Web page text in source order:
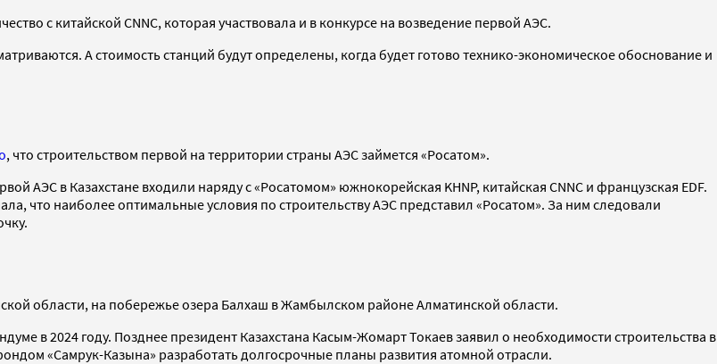
с китайской CNNC, которая участвовала и в конкурсе на возведение первой АЭС.
А стоимость станций будут определены, когда будет готово технико-экономическое обоснование и
, что строительством первой на территории страны АЭС займется «Росатом».
АЭС в Казахстане входили наряду с «Росатомом» южнокорейская KHNP, китайская CNNC и французская EDF.
что наиболее оптимальные условия по строительству АЭС представил «Росатом». За ним следовали
области, на побережье озера Балхаш в Жамбылском районе Алматинской области.
в 2024 году. Позднее президент Казахстана Касым-Жомарт Токаев заявил о необходимости строительства в
«Самрук-Казына» разработать долгосрочные планы развития атомной отрасли.